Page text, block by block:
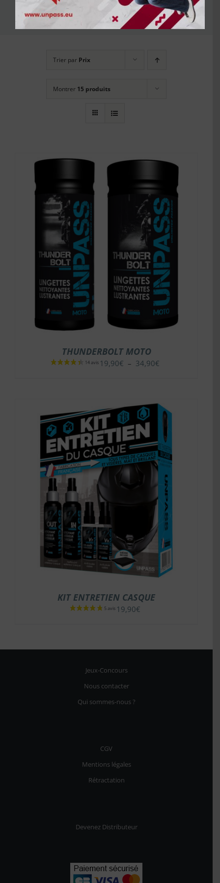
moto
Trier par Prix
Montrer 15 produits
THUNDERBOLT MOTO
19,90€ – 34,90€Plage
à
34,90€
KIT ENTRETIEN CASQUE
19,90€
Jeux-Concours
Nous contacter
Qui sommes-nous ?
CGV
Mentions légales
Rétractation
Devenez Distributeur